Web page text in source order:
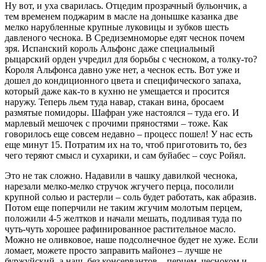
Ну вот, и уха сварилась. Отцедим прозрачный бульончик, а
тем временем поджарим в масле на донышке казанка две
мелко нарубленные крупные луковицы и зубков шесть
давленого чеснока. В Средиземноморье едят чеснок почем
зря. Испанский король Альфонс даже специальный
рыцарский орден учредил для борьбы с чесноком, а толку-то?
Короля Альфонса давно уже нет, а чеснок есть. Вот уже и
дошел до кондиционного цвета и специфического запаха,
который даже как-то в кухню не умещается и просится
наружу. Теперь льем туда навар, стакан вина, бросаем
размятые помидоры. Шафран уже настоялся – туда его. И
марлевый мешочек с прочими пряностями – тоже. Как
говорилось еще совсем недавно – процесс пошел! У нас есть
еще минут 15. Потратим их на то, чтоб приготовить то, без
чего теряют смысл и сухарики, и сам буйабес – соус Ройял.
Это не так сложно. Надавили в чашку давилкой чеснока,
нарезали мелко-мелко стручок жгучего перца, посолили
крупной солью и растерли – соль будет работать, как абразив.
Потом еще поперчили не таким жгучим молотым перцем,
положили 4-5 желтков и начали мешать, подливая туда по
чуть-чуть хорошее рафинированное растительное масло.
Можно не оливковое, наше подсолнечное будет не хуже. Если
ломает, можете просто заправить майонез – лучше не